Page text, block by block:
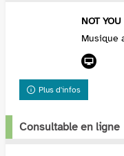
NOT YOU
Musique
Plus d'infos
Consultable en ligne